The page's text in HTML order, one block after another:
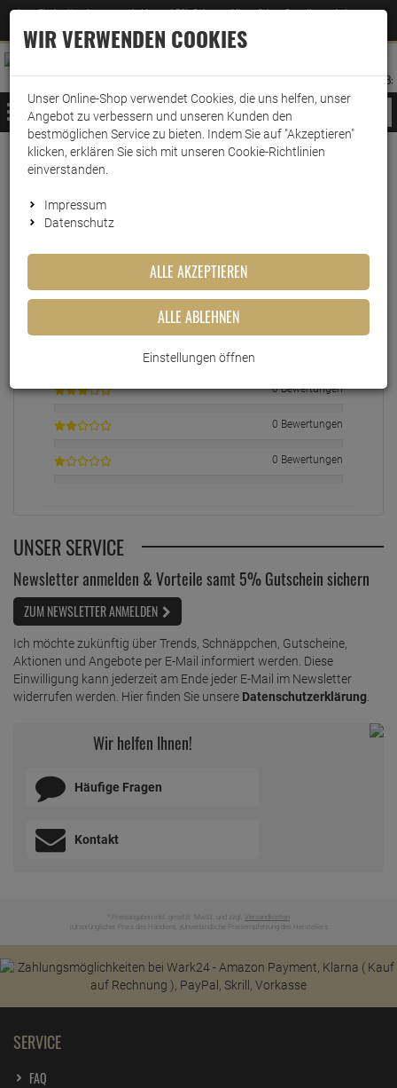
Jetzt für den Newsletter entscheiden und 5% Rabatt auf Ihre nächste Bestellung erhalten
–Zum Newsletter
ANMELDEN
AUFKLAPPEN
MERKZETTEL
WARENKORB:
MENÜ
Echte
EINLOGGEN UND BEWERTUNG SCHREIBEN
0 Bewertungen
0 Bewertungen
0 Bewertungen
UNSER SERVICE
Newsletter anmelden & Vorteile samt 5% Gutschein sichern
ZUM NEWSLETTER ANMELDEN
Ich möchte zukünftig über Trends, Schnäppchen, Gutscheine,
Aktionen und Angebote per E-Mail informiert werden. Diese
Einwilligung kann jederzeit am Ende jeder E-Mail im Newsletter
widerrufen werden. Hier finden Sie unsere Datenschutzerklärung
Wir helfen Ihnen!
Häufige Fragen
Kontakt
* Preisangaben inkl. gesetzl. MwSt. und zzgl. Versandkosten
Ursprünglicher Preis des Händlers, Unverbindliche Preisempfehlung des Herstellers
SERVICE
FAQ
WIR VERWENDEN COOKIES
Unser Online-Shop verwendet Cookies, die uns helfen, unser
Angebot zu verbessern und unseren Kunden den
bestmöglichen Service zu bieten. Indem Sie auf "Akzeptieren"
klicken, erklären Sie sich mit unseren Cookie-Richtlinien
einverstanden.
Impressum
Datenschutz
ALLE AKZEPTIEREN
ALLE ABLEHNEN
Einstellungen öffnen